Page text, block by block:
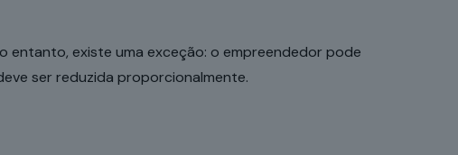
entanto, existe uma exceção: o empreendedor pode
ser reduzida proporcionalmente.